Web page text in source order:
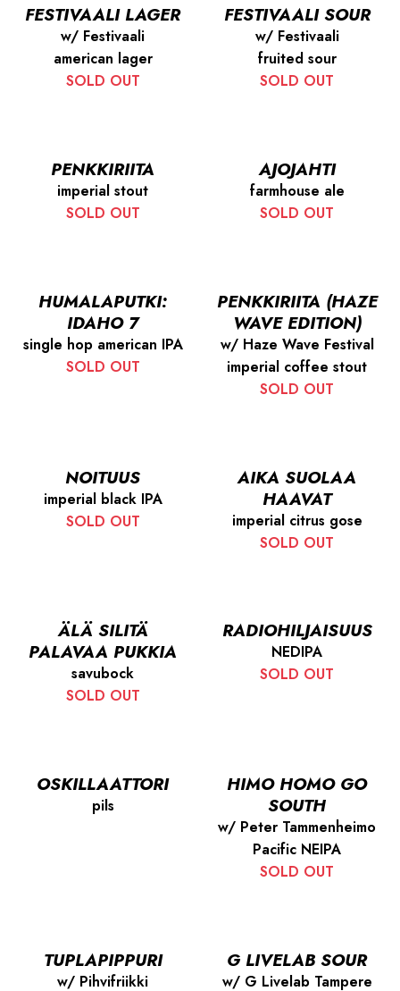
FESTIVAALI LAGER
w/ Festivaali
american lager
SOLD OUT
FESTIVAALI SOUR
w/ Festivaali
fruited sour
SOLD OUT
PENKKIRIITA
imperial stout
SOLD OUT
AJOJAHTI
farmhouse ale
SOLD OUT
HUMALAPUTKI:
IDAHO 7
single hop american IPA
SOLD OUT
PENKKIRIITA (HAZE
WAVE EDITION)
w/ Haze Wave Festival
imperial coffee stout
SOLD OUT
NOITUUS
imperial black IPA
SOLD OUT
AIKA SUOLAA
HAAVAT
imperial citrus gose
SOLD OUT
ÄLÄ SILITÄ
PALAVAA PUKKIA
savubock
SOLD OUT
RADIOHILJAISUUS
NEDIPA
SOLD OUT
OSKILLAATTORI
pils
HIMO HOMO GO
SOUTH
w/ Peter Tammenheimo
Pacific NEIPA
SOLD OUT
TUPLAPIPPURI
w/ Pihvifriikki
G LIVELAB SOUR
w/ G Livelab Tampere